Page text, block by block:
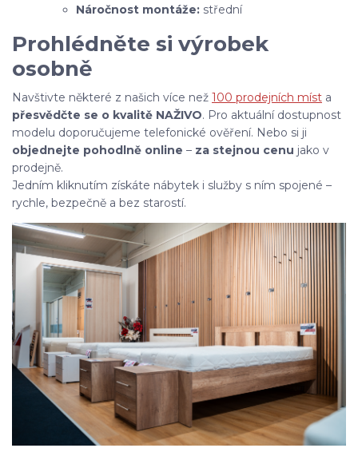
Náročnost montáže: střední
Prohlédněte si výrobek
osobně
Navštivte některé z našich více než 100 prodejních míst a
přesvědčte se o kvalitě NAŽIVO. Pro aktuální dostupnost
modelu doporučujeme telefonické ověření. Nebo si ji
objednejte pohodlně online – za stejnou cenu jako v
prodejně.
Jedním kliknutím získáte nábytek i služby s ním spojené –
rychle, bezpečně a bez starostí.